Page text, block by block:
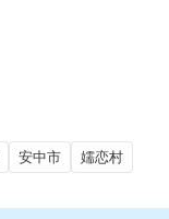
安中市 嬬恋村